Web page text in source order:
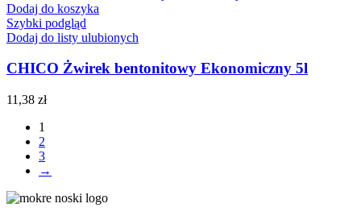
Dodaj do koszyka
Szybki podgląd
Dodaj do listy ulubionych
CHICO Żwirek bentonitowy Ekonomiczny 5l
11,38 zł
1
2
3
→